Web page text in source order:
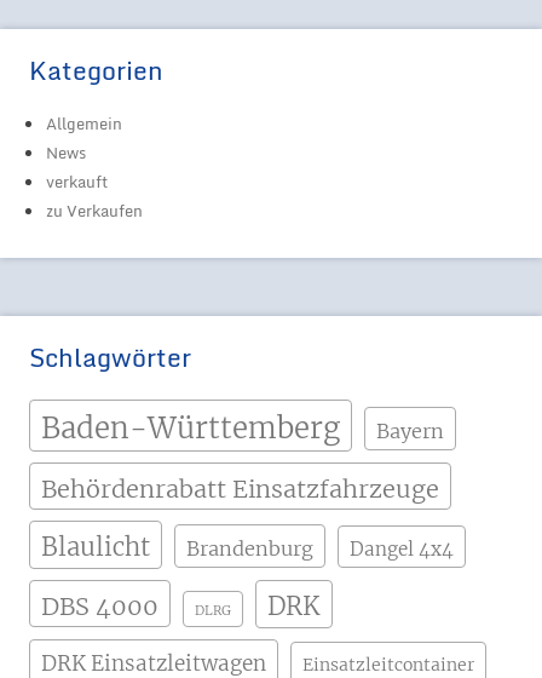
Kategorien
Allgemein
News
verkauft
zu Verkaufen
Schlagwörter
Baden-Württemberg Bayern
Behördenrabatt Einsatzfahrzeuge
Blaulicht Brandenburg Dangel 4x4
DBS 4000 DLRG DRK
DRK Einsatzleitwagen Einsatzleitcontainer